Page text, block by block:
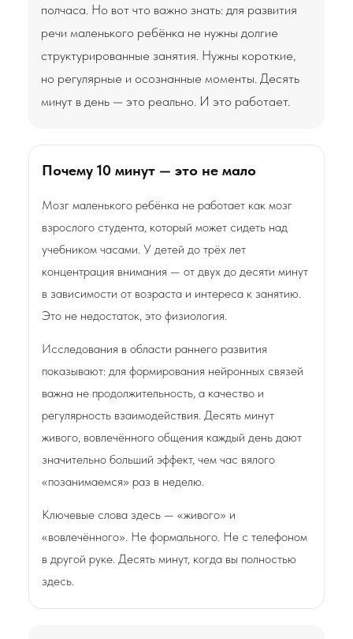
полчаса. Но вот что важно знать: для развития
речи маленького ребёнка не нужны долгие
структурированные занятия. Нужны короткие,
но регулярные и осознанные моменты. Десять
минут в день — это реально. И это работает.
Почему 10 минут — это не мало
Мозг маленького ребёнка не работает как мозг
взрослого студента, который может сидеть над
учебником часами. У детей до трёх лет
концентрация внимания — от двух до десяти минут
в зависимости от возраста и интереса к занятию.
Это не недостаток, это физиология.
Исследования в области раннего развития
показывают: для формирования нейронных связей
важна не продолжительность, а качество и
регулярность взаимодействия. Десять минут
живого, вовлечённого общения каждый день дают
значительно больший эффект, чем час вялого
«позанимаемся» раз в неделю.
Ключевые слова здесь — «живого» и
«вовлечённого». Не формального. Не с телефоном
в другой руке. Десять минут, когда вы полностью
здесь.